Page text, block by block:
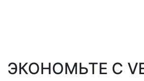
ЭКОНОМЬТЕ С